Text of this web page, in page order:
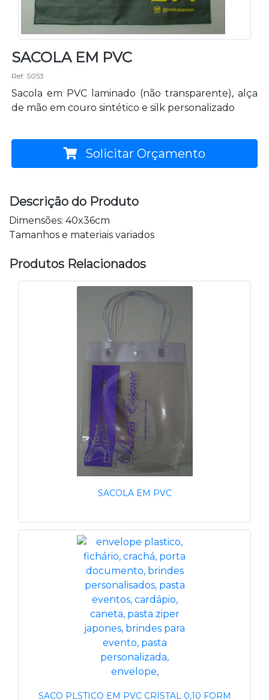
SACOLA EM PVC
Ref: S053
Sacola em PVC laminado (não transparente), alça
de mão em couro sintético e silk personalizado
Solicitar Orçamento
Descrição do Produto
Dimensões: 40x36cm
Tamanhos e materiais variados
Produtos Relacionados
SACOLA EM PVC
SACO PLSTICO EM PVC CRISTAL 0,10 FORM